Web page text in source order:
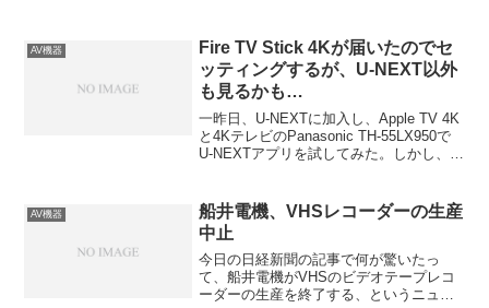
と思う。実はその後AVアンプを買い替え
た時にAVアンプがS入...
AV機器
Fire TV Stick 4Kが届いたのでセ
ッティングするが、U-NEXT以外
も見るかも…
一昨日、U-NEXTに加入し、Apple TV 4K
と4KテレビのPanasonic TH-55LX950で
U-NEXTアプリを試してみた。しかし、ど
に、Apple TV...
AV機器
船井電機、VHSレコーダーの生産
中止
今日の日経新聞の記事で何が驚いたっ
て、船井電機がVHSのビデオテープレコ
ーダーの生産を終了する、というニュー